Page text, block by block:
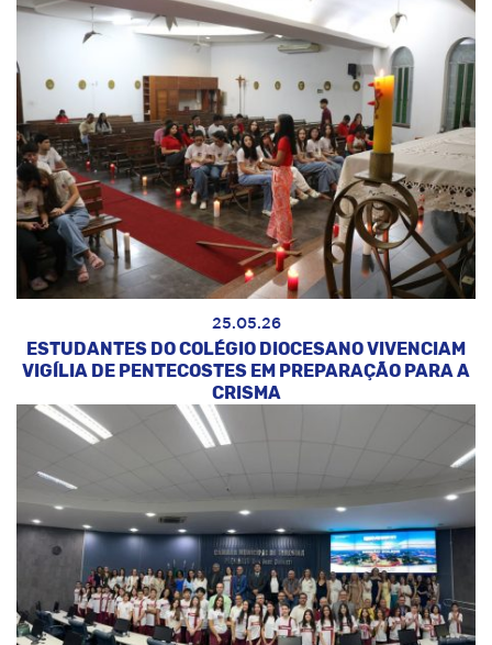
25.05.26
ESTUDANTES DO COLÉGIO DIOCESANO VIVENCIAM
VIGÍLIA DE PENTECOSTES EM PREPARAÇÃO PARA A
CRISMA